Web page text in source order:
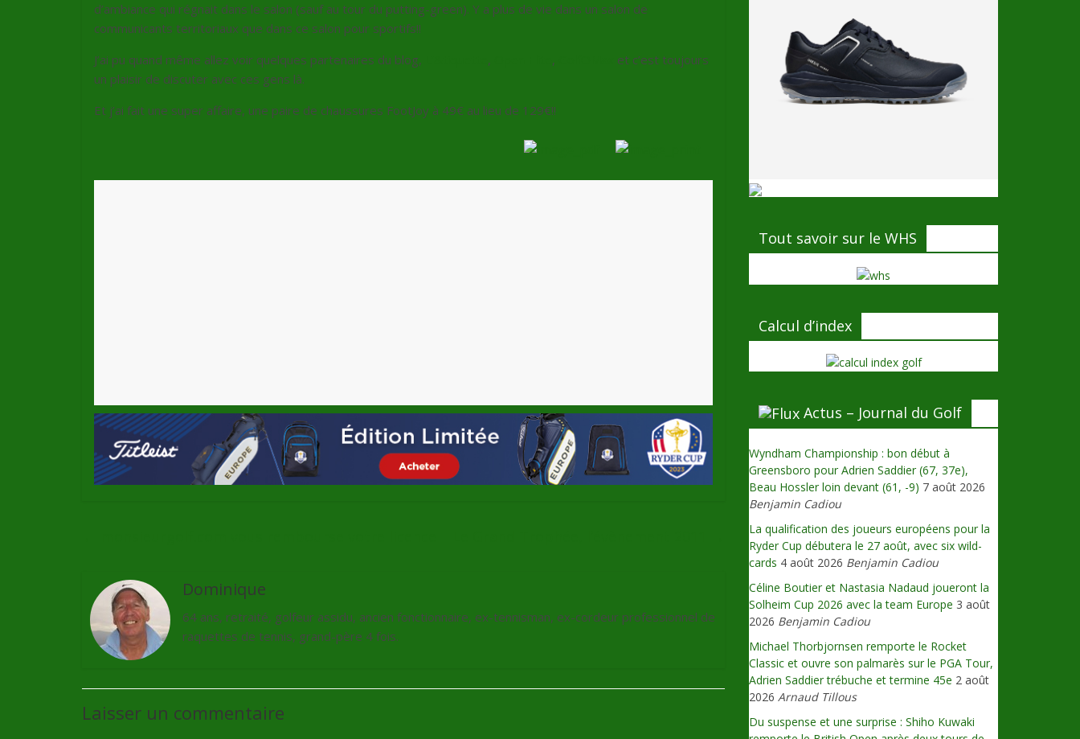
d’ambiance qui régnait dans le salon (sauf au tour du putting-green). Y a plus de vie dans un salon de
communicants territoriaux que dans ce salon pour sportifs!!
J’ai pu quand même allez voir quelques partenaires du blog,
, ,
et c’est toujours
un plaisir de discuter avec ces gens là.
Et j’ai fait une super affaire, une paire de chaussures FootJoy à 49€ au lieu de 129€!!
Dominique
64 ans, retraité, golfeur assidu, ancien fonctionnaire, ex-tennisman, ex-cordeur professionnel de
raquettes de tennis, grand-père 4 fois.
Laisser un commentaire
Tout savoir sur le WHS
Calcul d’index
Actus – Journal du Golf
Wyndham Championship : bon début à
Greensboro pour Adrien Saddier (67, 37e),
Beau Hossler loin devant (61, -9) 7 août 2026
Benjamin Cadiou
La qualification des joueurs européens pour la
Ryder Cup débutera le 27 août, avec six wild-
cards 4 août 2026 Benjamin Cadiou
Céline Boutier et Nastasia Nadaud joueront la
Solheim Cup 2026 avec la team Europe 3 août
2026 Benjamin Cadiou
Michael Thorbjornsen remporte le Rocket
Classic et ouvre son palmarès sur le PGA Tour,
Adrien Saddier trébuche et termine 45e 2 août
2026 Arnaud Tillous
Du suspense et une surprise : Shiho Kuwaki